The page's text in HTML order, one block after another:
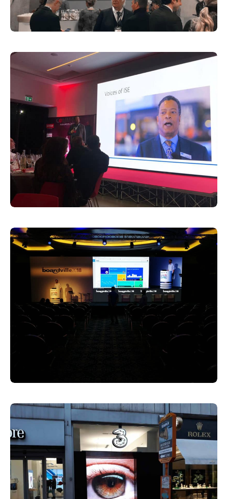
Corporate Identity 31 Marzo 2019
Corporate Identity 31 Marzo 2019
Vetrine 31 Marzo 2019